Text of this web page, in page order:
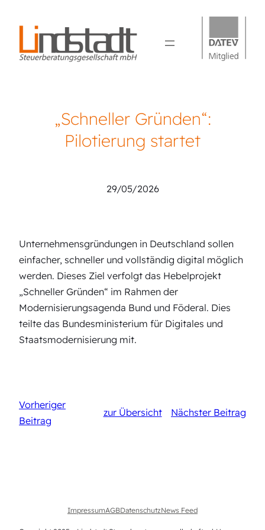
„Schneller Gründen“:
Pilotierung startet
29/05/2026
Unternehmensgründungen in Deutschland sollen
einfacher, schneller und vollständig digital möglich
werden. Dieses Ziel verfolgt das Hebelprojekt
„Schneller Gründen“ im Rahmen der
Modernisierungsagenda Bund und Föderal. Dies
teilte das Bundesministerium für Digitales und
Staatsmodernisierung mit.
Vorheriger
Beitrag
zur Übersicht Nächster Beitrag
ImpressumAGBDatenschutzNews Feed